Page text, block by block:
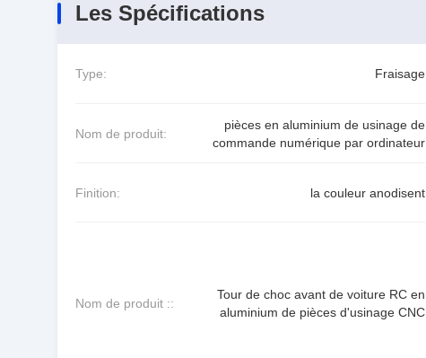
Les Spécifications
Type: Fraisage
Nom de produit:
pièces en aluminium de usinage de
commande numérique par ordinateur
Finition: la couleur anodisent
Nom de produit ::
Tour de choc avant de voiture RC en
aluminium de pièces d'usinage CNC